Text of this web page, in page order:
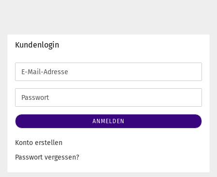
Kundenlogin
E-
Mail-
Adresse
Passwort
ANMELDEN
Konto erstellen
Passwort vergessen?